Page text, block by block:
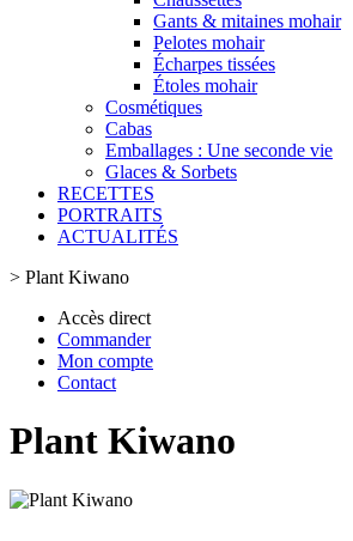
Gants & mitaines mohair
Pelotes mohair
Écharpes tissées
Étoles mohair
Cosmétiques
Cabas
Emballages : Une seconde vie
Glaces & Sorbets
RECETTES
PORTRAITS
ACTUALITÉS
> Plant Kiwano
Accès direct
Commander
Mon compte
Contact
Plant Kiwano